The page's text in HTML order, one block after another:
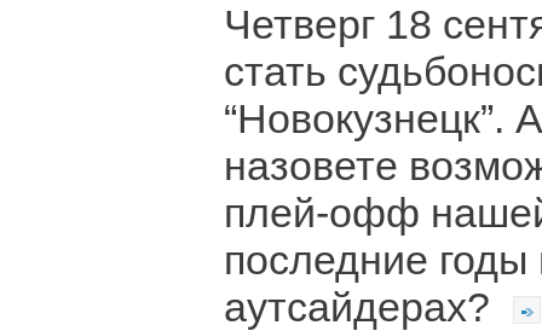
Четверг 18
стать
“Новокузнецк”.
назовете
плей-офф
последние
аутсайдерах?